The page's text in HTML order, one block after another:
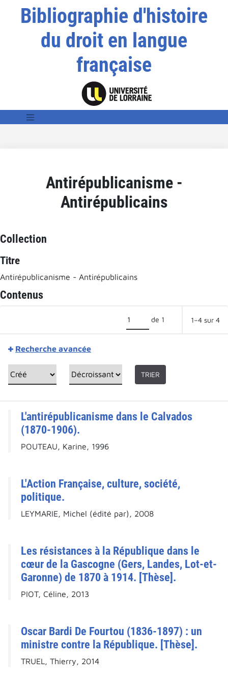
Bibliographie d'histoire
du droit en langue
française
Antirépublicanisme -
Antirépublicains
Collection
Titre
Antirépublicanisme - Antirépublicains
Contenus
de 1 1–4 sur 4
Recherche avancée
TRIER
L'antirépublicanisme dans le Calvados
(1870-1906).
POUTEAU, Karine, 1996
L'Action Française, culture, société,
politique.
LEYMARIE, Michel (édité par), 2008
Les résistances à la République dans le
cœur de la Gascogne (Gers, Landes, Lot-et-
Garonne) de 1870 à 1914. [Thèse].
PIOT, Céline, 2013
Oscar Bardi De Fourtou (1836-1897) : un
ministre contre la République. [Thèse].
TRUEL, Thierry, 2014